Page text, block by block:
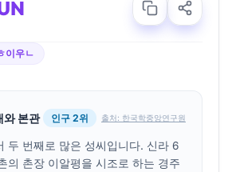
이우ㄴ
와 본관 인구 2위 출처: 한국학중앙연구원
두 번째로 많은 성씨입니다. 신라 6
의 촌장 이알평을 시조로 하는 경주